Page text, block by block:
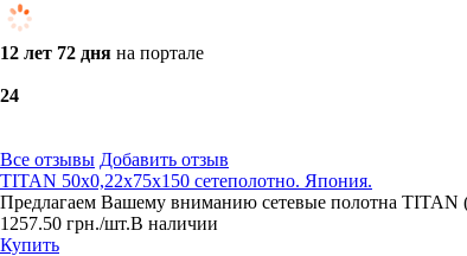
12 лет 72 дня на портале
24
Все отзывы Добавить отзыв
TITAN 50х0,22х75х150 сетеполотно. Япония.
Предлагаем Вашему вниманию сетевые полотна TITAN
1257.50 грн./шт.В наличии
Купить